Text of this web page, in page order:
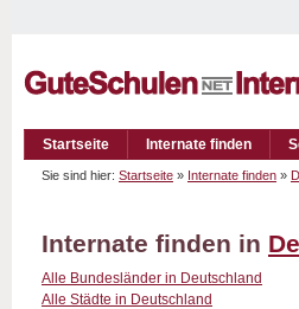
Startseite Internate finden
Sie sind hier: Startseite » Internate finden »
Internate finden in
Alle Bundesländer in Deutschland
Alle Städte in Deutschland